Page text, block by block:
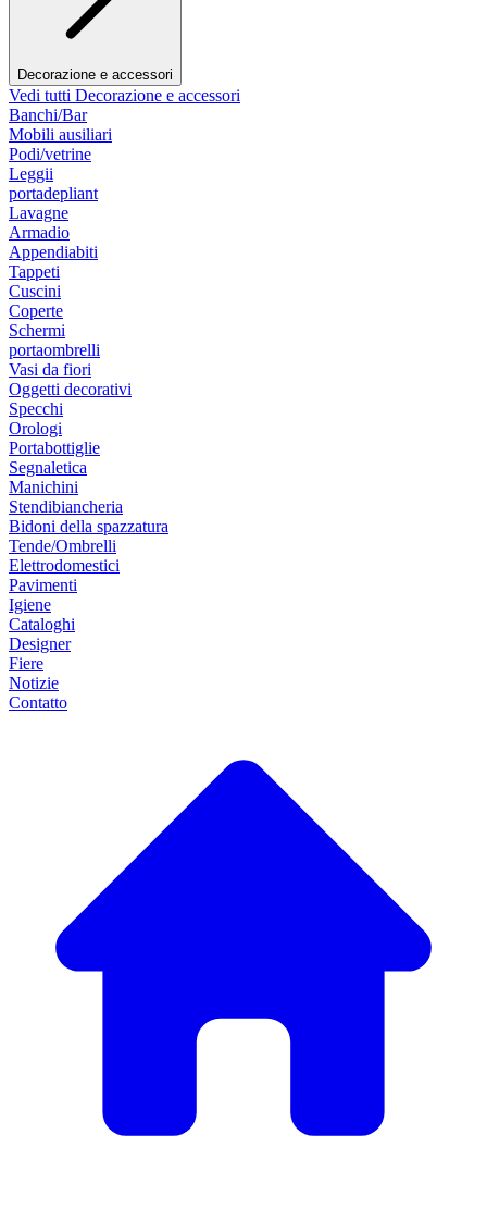
Decorazione e accessori
Vedi tutti Decorazione e accessori
Banchi/Bar
Mobili ausiliari
Podi/vetrine
Leggii
portadepliant
Lavagne
Armadio
Appendiabiti
Tappeti
Cuscini
Coperte
Schermi
portaombrelli
Vasi da fiori
Oggetti decorativi
Specchi
Orologi
Portabottiglie
Segnaletica
Manichini
Stendibiancheria
Bidoni della spazzatura
Tende/Ombrelli
Elettrodomestici
Pavimenti
Igiene
Cataloghi
Designer
Fiere
Notizie
Contatto